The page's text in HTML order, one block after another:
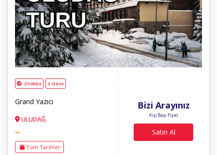
Otobüs 2 Gece
Grand Yazıcı
ULUDAĞ
Tüm Tarihler
Bizi Arayınız
Kişi Başı Fiyat
Satın Al